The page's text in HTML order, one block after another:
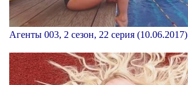
Агенты 003, 2 сезон, 22 серия (10.06.2017)